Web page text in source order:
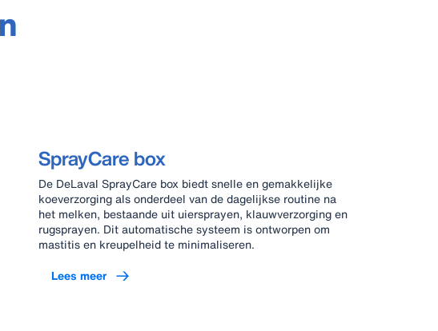
SprayCare box
De DeLaval SprayCare box biedt snelle en gemakkelijke
koeverzorging als onderdeel van de dagelijkse routine na
het melken, bestaande uit uiersprayen, klauwverzorging en
rugsprayen. Dit automatische systeem is ontworpen om
mastitis en kreupelheid te minimaliseren.
Lees meer